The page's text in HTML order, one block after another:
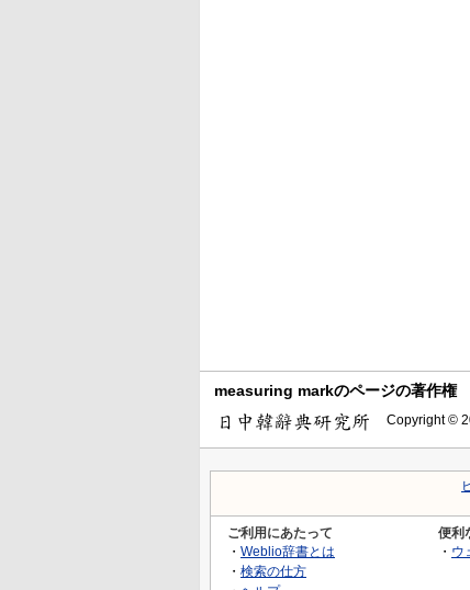
measuring markのページの著作権
Copyright ©
ご利用にあたって
・ Weblio辞書とは
・ 検索の仕方
便利
・ ウ